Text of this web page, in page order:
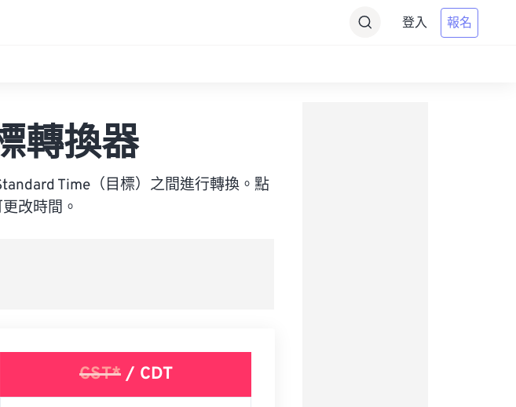
登入 報名
轉換器
Time（目標）之間進行轉換。點
改時間。
CST*/ CDT